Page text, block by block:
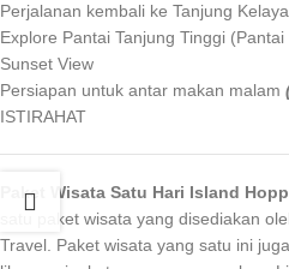
Perjalanan kembali ke Tanjung
Explore Pantai Tanjung Tinggi
Sunset View
Persiapan untuk antar makan malam
ISTIRAHAT
Paket Wisata Satu Hari Island
satu paket wisata yang disediakan
Travel. Paket wisata yang satu ini